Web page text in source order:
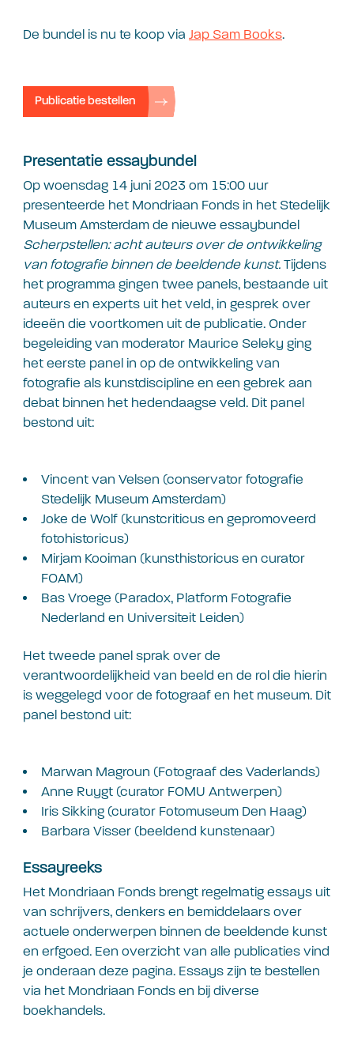
De bundel is nu te koop via Jap Sam Books.
Publicatie bestellen
Presentatie essaybundel
Op woensdag 14 juni 2023 om 15:00 uur
presenteerde het Mondriaan Fonds in het Stedelijk
Museum Amsterdam de nieuwe essaybundel
Scherpstellen: acht auteurs over de ontwikkeling
van fotografie binnen de beeldende kunst. Tijdens
het programma gingen twee panels, bestaande uit
auteurs en experts uit het veld, in gesprek over
ideeën die voortkomen uit de publicatie. Onder
begeleiding van moderator Maurice Seleky ging
het eerste panel in op de ontwikkeling van
fotografie als kunstdiscipline en een gebrek aan
debat binnen het hedendaagse veld. Dit panel
bestond uit:
Vincent van Velsen (conservator fotografie
Stedelijk Museum Amsterdam)
Joke de Wolf (kunstcriticus en gepromoveerd
fotohistoricus)
Mirjam Kooiman (kunsthistoricus en curator
FOAM)
Bas Vroege (Paradox, Platform Fotografie
Nederland en Universiteit Leiden)
Het tweede panel sprak over de
verantwoordelijkheid van beeld en de rol die hierin
is weggelegd voor de fotograaf en het museum. Dit
panel bestond uit:
Marwan Magroun (Fotograaf des Vaderlands)
Anne Ruygt (curator FOMU Antwerpen)
Iris Sikking (curator Fotomuseum Den Haag)
Barbara Visser (beeldend kunstenaar)
Essayreeks
Het Mondriaan Fonds brengt regelmatig essays uit
van schrijvers, denkers en bemiddelaars over
actuele onderwerpen binnen de beeldende kunst
en erfgoed. Een overzicht van alle publicaties vind
je onderaan deze pagina. Essays zijn te bestellen
via het Mondriaan Fonds en bij diverse
boekhandels.